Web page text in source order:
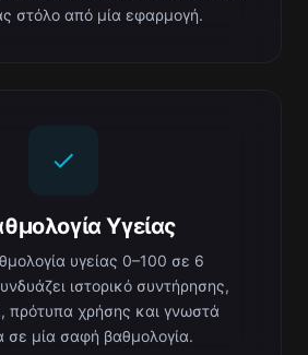
στόλο από μία εφαρμογή.
Υγείας
υγείας 0–100 σε 6
ιστορικό συντήρησης,
πρότυπα χρήσης και γνωστά
σε μία σαφή βαθμολογία.